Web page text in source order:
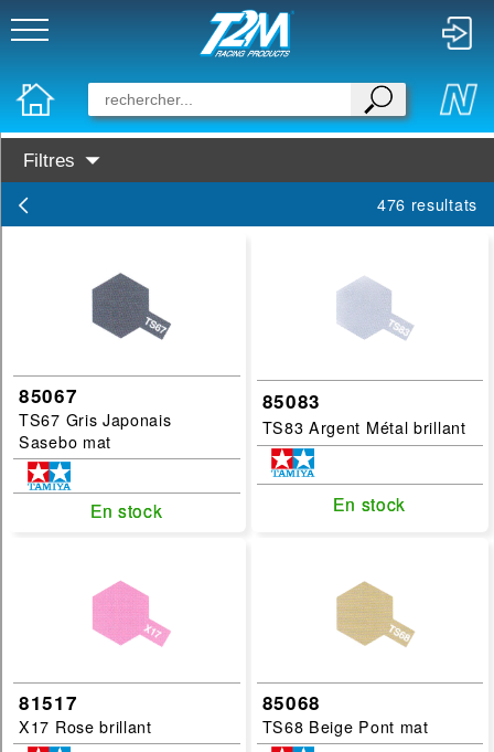
Filtres
Prochainement dispo
Marques :
Categories :
peinture
476 resultats
85067
TS67 Gris Japonais
Sasebo mat
En stock
En stock
85083
TS83 Argent Métal brillant
En stock
En stock
81517
X17 Rose brillant
85068
TS68 Beige Pont mat